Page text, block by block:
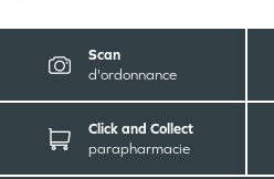
Scan
d'ordonnance
Click and Collect
parapharmacie